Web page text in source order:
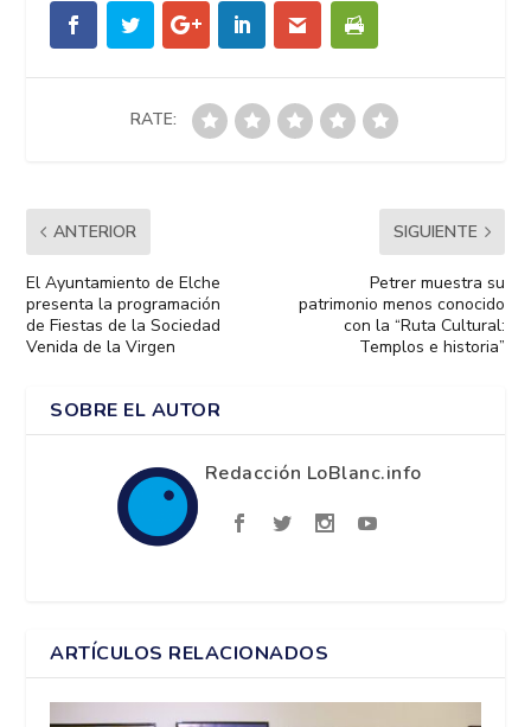
RATE:
ANTERIOR
El Ayuntamiento de Elche
presenta la programación
de Fiestas de la Sociedad
Venida de la Virgen
SIGUIENTE
Petrer muestra su
patrimonio menos conocido
con la “Ruta Cultural:
Templos e historia”
SOBRE EL AUTOR
Redacción LoBlanc.info
ARTÍCULOS RELACIONADOS